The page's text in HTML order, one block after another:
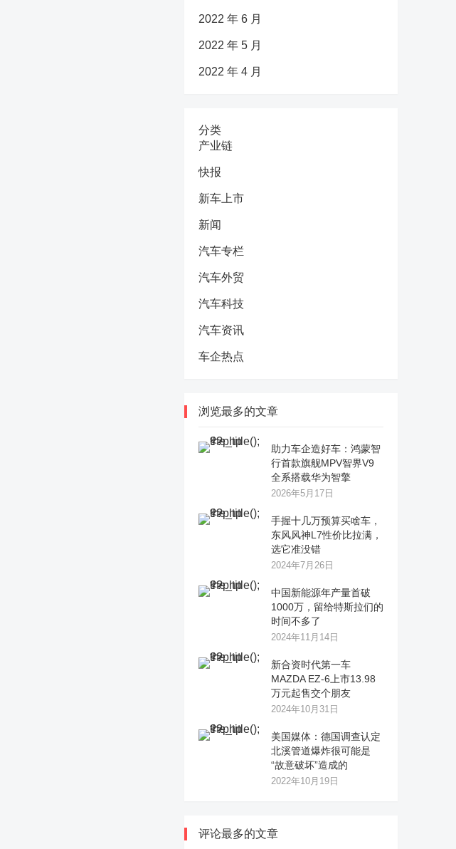
2022 年 6 月
2022 年 5 月
2022 年 4 月
分类
产业链
快报
新车上市
新闻
汽车专栏
汽车外贸
汽车科技
汽车资讯
车企热点
浏览最多的文章
助力车企造好车：鸿蒙智
行首款旗舰MPV智界V9
全系搭载华为智擎
2026年5月17日
手握十几万预算买啥车，
东风风神L7性价比拉满，
选它准没错
2024年7月26日
中国新能源年产量首破
1000万，留给特斯拉们的
时间不多了
2024年11月14日
新合资时代第一车
MAZDA EZ-6上市13.98
万元起售交个朋友
2024年10月31日
美国媒体：德国调查认定
北溪管道爆炸很可能是
“故意破坏”造成的
2022年10月19日
评论最多的文章